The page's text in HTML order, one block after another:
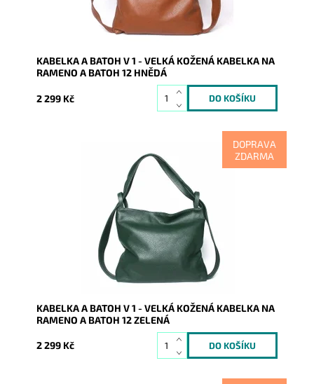
KABELKA A BATOH V 1 - VELKÁ KOŽENÁ KABELKA NA
RAMENO A BATOH 12 HNĚDÁ
2 299 Kč
DOPRAVA
ZDARMA
Kabelka na rameno a batoh v jednom provedení v
krásné zelené barvě! Moderní italský kvalitní kožený
Skladem
8536
Vera Pelle
2 roky
KABELKA A BATOH V 1 - VELKÁ KOŽENÁ KABELKA NA
RAMENO A BATOH 12 ZELENÁ
2 299 Kč